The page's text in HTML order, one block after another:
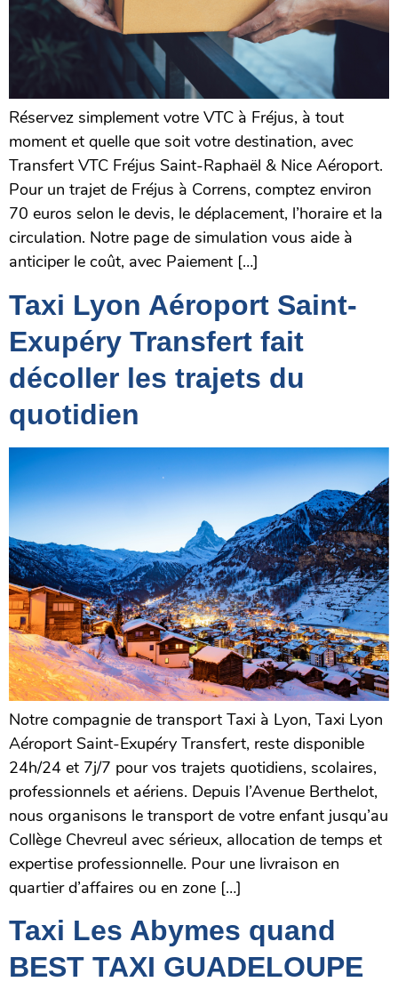
Réservez simplement votre VTC à Fréjus, à tout
moment et quelle que soit votre destination, avec
Transfert VTC Fréjus Saint-Raphaël & Nice Aéroport.
Pour un trajet de Fréjus à Correns, comptez environ
70 euros selon le devis, le déplacement, l’horaire et la
circulation. Notre page de simulation vous aide à
anticiper le coût, avec Paiement […]
Taxi Lyon Aéroport Saint-
Exupéry Transfert fait
décoller les trajets du
quotidien
Notre compagnie de transport Taxi à Lyon, Taxi Lyon
Aéroport Saint-Exupéry Transfert, reste disponible
24h/24 et 7j/7 pour vos trajets quotidiens, scolaires,
professionnels et aériens. Depuis l’Avenue Berthelot,
nous organisons le transport de votre enfant jusqu’au
Collège Chevreul avec sérieux, allocation de temps et
expertise professionnelle. Pour une livraison en
quartier d’affaires ou en zone […]
Taxi Les Abymes quand
BEST TAXI GUADELOUPE